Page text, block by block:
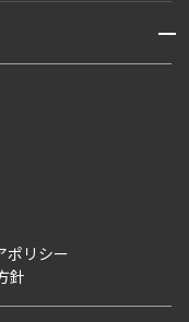
扱い物件入居申込
開閉
ポリシー
針